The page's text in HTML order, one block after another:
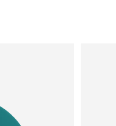
Livraison estimée